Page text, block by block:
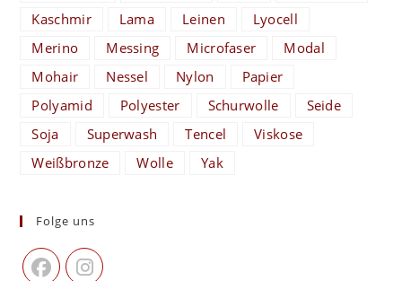
Kaschmir
Lama Leinen
Lyocell
Merino
Messing Microfaser
Modal
Mohair
Nessel Nylon
Papier
Polyamid
Polyester Schurwolle
Seide
Soja
Superwash Tencel
Viskose
Weißbronze
Wolle Yak
Folge uns